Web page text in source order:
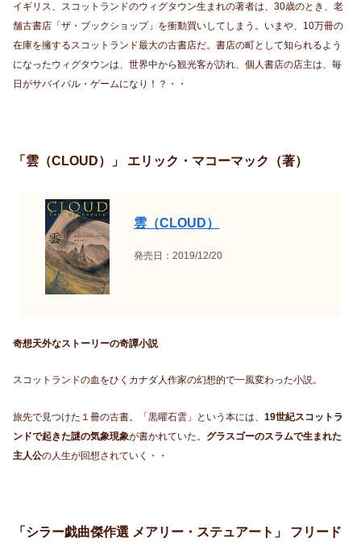
イギリス、スコットランドのウィグタウン生まれの著者は、30歳のとき、老
舗古書店「ザ・ブックショップ」を衝動買いしてしまう。いまや、10万冊の
在庫を擁するスコットランド最大の古書店だ。書店の町として知られるよう
になったウィグタウンは、世界中から観光客が訪れ、個人書店の店主は、毎
日がサバイバル・ゲームになり！？・・
「雲（CLOUD）」 エリック・マコーマック（著）
雲（CLOUD）
発売日：2019/12/20
奇想天外なストーリーの奇譚小説
スコットランドの血をひくカナダ人作家の幻想的で一風変わった小説。
旅先で見つけた１冊の古書。「黒曜石雲」という本には、 19世紀スコットラ
ンドで起きた謎の気象現象が書かれていた。 グラスゴーのスラムで生まれた
主人公の人生が回想されていく・・
「シラー戯曲傑作選 メアリー・ステュアート」 フリード